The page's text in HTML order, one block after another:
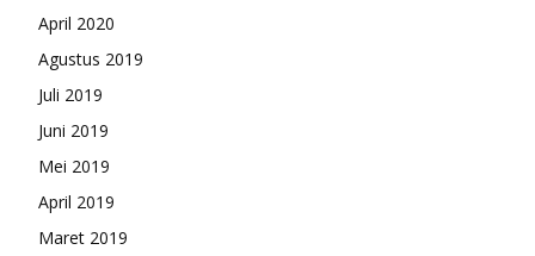
April 2020
Agustus 2019
Juli 2019
Juni 2019
Mei 2019
April 2019
Maret 2019